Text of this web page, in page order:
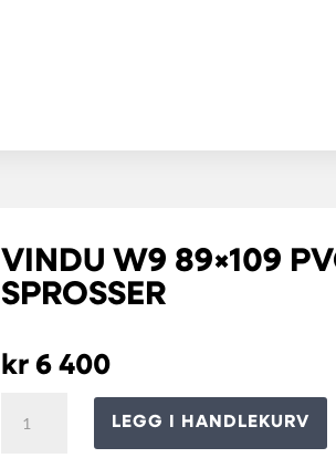
VINDU W9 89×109
SPROSSER
kr 6 400
LEGG I HANDLEKURV